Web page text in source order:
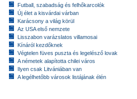
Futball, szabadság és felhőkarcolók
Új élet a kisvárdai várban
Karácsony a világ körül
Az USA első nemzete
Lisszabon varázslatos villamosai
Kínáról kezdőknek
Végtelen füves puszta és legelésző lovak
A németek alapította chilei város
Ilyen csak Litvániában van
A legélhetőbb városok listájának élén